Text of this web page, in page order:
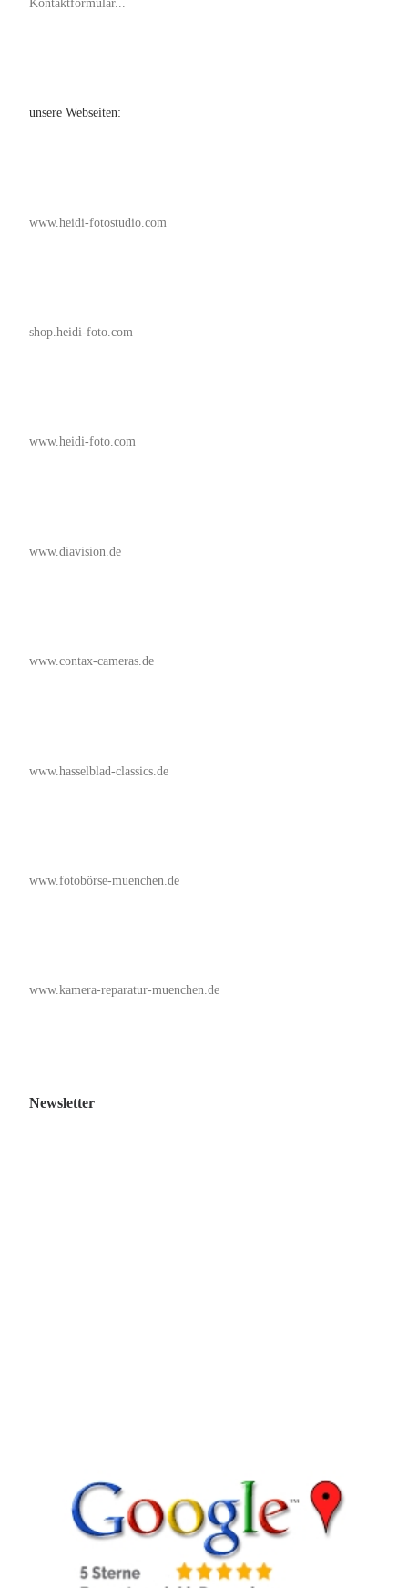
Kontaktformular...
unsere Webseiten:
www.heidi-fotostudio.com
shop.heidi-foto.com
www.heidi-foto.com
www.diavision.de
www.contax-cameras.de
www.hasselblad-classics.de
www.fotobörse-muenchen.de
www.kamera-reparatur-muenchen.de
Newsletter